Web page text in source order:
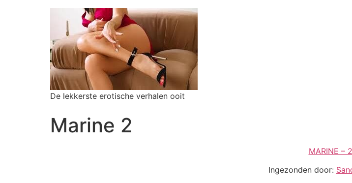
De lekkerste erotische verhalen ooit
Marine 2
MARINE – 2
Ingezonden door: